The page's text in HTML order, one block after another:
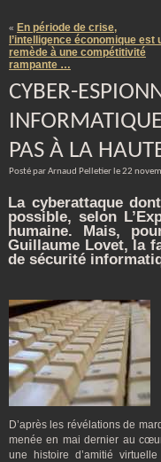
« En période de crise,
l’intelligence économique est
remède à une compétitivité
rampante …
CYBER-
INFORMATIQUE
PAS À LA
Posté par Arnaud Pelletier le 22
La cyberattaque
possible, selon
humaine. Mais,
Guillaume Lovet, la
de sécurité
D’après les révélations de
menée en mai dernier au
une histoire d’amitié